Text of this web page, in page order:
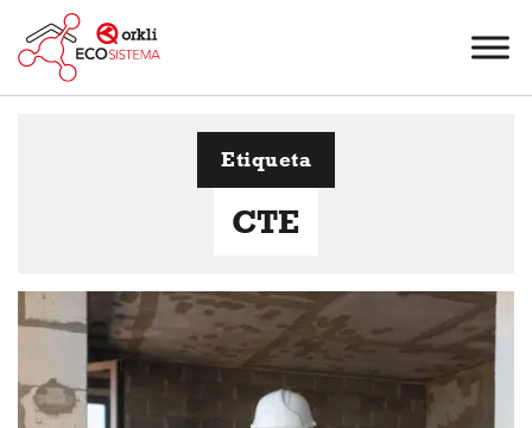
Etiqueta
CTE